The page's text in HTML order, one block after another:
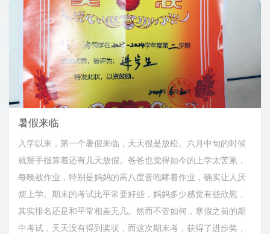
暑假来临
入学以来，第一个暑假来临，天天很是放松。六月中旬的时候
就掰手指算着还有几天放假。爸爸也觉得如今的上学太苦累，
每晚被作业，特别是妈妈的高八度音咆哮着作业，确实让人厌
烦上学。期末的考试比平常要好些，妈妈多少感觉有些欣慰，
其实排名还是和平常相差无几。然而不管如何，寒假之前的期
中考试，天天没有得到奖状，而这次期末考，获得了进步奖，